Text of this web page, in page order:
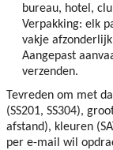
bureau, hotel,
Verpakking: elk
vakje
Aangepast
verzenden.
Tevreden om met
(SS201, SS304),
afstand), kleuren
per e-mail wil